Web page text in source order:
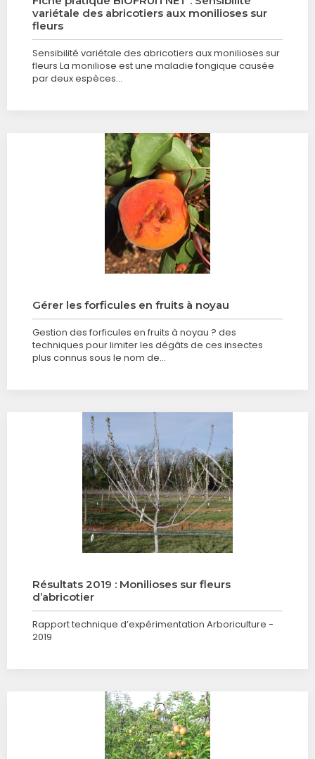
variétale des abricotiers aux monilioses sur
fleurs
Sensibilité variétale des abricotiers aux monilioses sur
fleurs La moniliose est une maladie fongique causée
par deux espèces…
Gérer les forficules en fruits à noyau
Gestion des forficules en fruits à noyau ? des
techniques pour limiter les dégâts de ces insectes
plus connus sous le nom de…
Résultats 2019 : Monilioses sur fleurs
d’abricotier
Rapport technique d’expérimentation Arboriculture -
2019